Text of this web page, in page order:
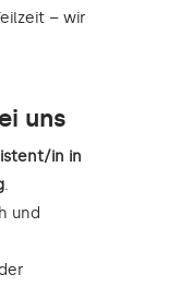
– wir
uns
in in
.
und